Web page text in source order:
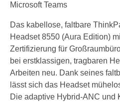
Microsoft Teams
Das kabellose, faltbare
Headset 8550 (Aura Edition)
Zertifizierung für
bei erstklassigen, tragbaren
Arbeiten neu. Dank seines
lässt sich das Headset
Die adaptive Hybrid-ANC und